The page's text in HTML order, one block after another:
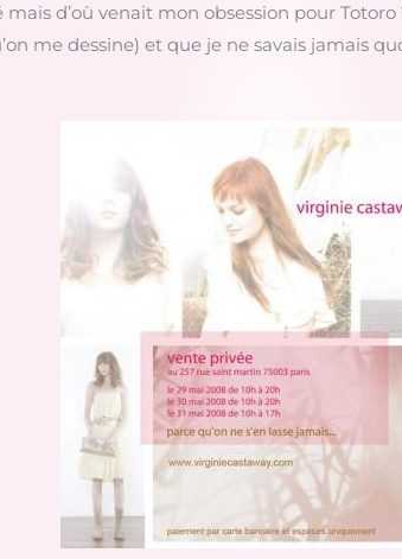
mais d’où venait mon obsession pour
me dessine) et que je ne savais jamais